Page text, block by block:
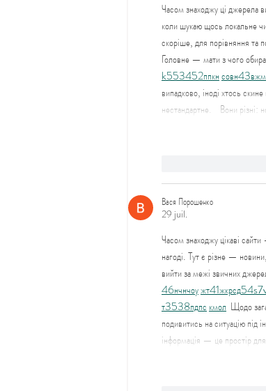
Часом знаходжу ці джерела
коли шукаю щось локальне
скоріше, для порівняння та
Головне — мати з чого
k553452ппкнсовн43вж
випадково, іноді хтось
нестандартне.    Вони різні:
Вася Порошенко
29 juil.
Часом знаходжу цікаві
нагоді. Тут є різне —
вийти за межі звичних
46нчнчоужт41жкрсд54s7
т3538пдпс кмол
Щодо
подивитись на ситуацію
інформація — це простір